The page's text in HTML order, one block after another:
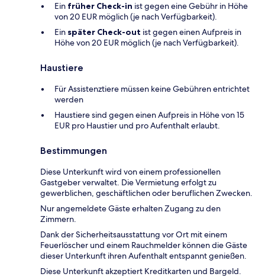
Ein früher Check-in ist gegen eine Gebühr in Höhe
von 20 EUR möglich (je nach Verfügbarkeit).
Ein später Check-out ist gegen einen Aufpreis in
Höhe von 20 EUR möglich (je nach Verfügbarkeit).
Haustiere
Für Assistenztiere müssen keine Gebühren entrichtet
werden
Haustiere sind gegen einen Aufpreis in Höhe von 15
EUR pro Haustier und pro Aufenthalt erlaubt.
Bestimmungen
Diese Unterkunft wird von einem professionellen
Gastgeber verwaltet. Die Vermietung erfolgt zu
gewerblichen, geschäftlichen oder beruflichen Zwecken.
Nur angemeldete Gäste erhalten Zugang zu den
Zimmern.
Dank der Sicherheitsausstattung vor Ort mit einem
Feuerlöscher und einem Rauchmelder können die Gäste
dieser Unterkunft ihren Aufenthalt entspannt genießen.
Diese Unterkunft akzeptiert Kreditkarten und Bargeld.